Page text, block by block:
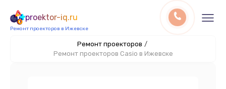
proektor-iq.ru
Ремонт проекторов в Ижевске
Ремонт проекторов /
Ремонт проекторов Casio в Ижевске